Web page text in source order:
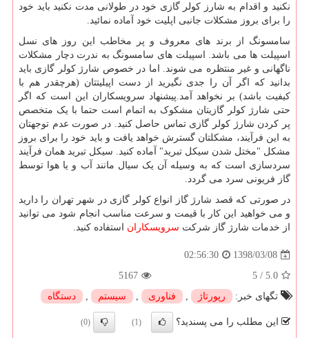
نکنید و اقدام به شارز کولر گازی خود در طولانی مدت نکنید باید خود
را برای بروز مشکلات جانبی اپلیت خود آماده نمائید.
سامسونگ از برند های معروف و پر مخاطب این روز های نسل
اسپیلت ها می باشد. اسپیلت های سامسونگ به ندرت دچار مشکلات
ناگهانی و غیر منتظره می شوند. اما در خصوص شارژ کولر گازی باید
بدانید که اگر آن را جدی نگیرید از دست اپیلیتتان (هرچقدر هم با
کیفیت باشد) بر نخواهد آمد.پیشنهاد سرویسکاران این است که اگر
حتی شارژ کولر گازیتان مشکوک به اتمام است حتما با یک متخصص
پر کردن شارژ کولر گازی تماس حاصل کنید. در صورت عدم توجهتان
به این فرآیند، مشکلتان گسترش خواهد یافت و باید خود را برای بروز
مشکل "مختل شدن سیکل تبرید" آماده کنید. سیکل تبرید همان فرآیند
سردسازی است که به وسیله آن یک سیال مانند آب و یا هوا توسط
گاز فریونی سرد می گردد.
در صورتی که قصد شارژ گاز انواع کولر گازی در شهر تهران را دارید
و می خواهید این کار با قیمت و سرعت مناسب انجام شود می توانید
از خدمات شارژ گاز شرکت سرویسکاران استفاده کنید.
1398/03/08
02:56:30
5.0
/
5
5167
تگهای خبر:
رپورتاژ , فناوری , سیستم , دستگاه
این مطلب را می پسندید؟ (1)
(0)